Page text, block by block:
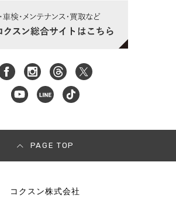
PAGE TOP
コクスン株式会社